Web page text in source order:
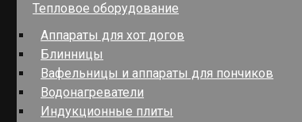
Тепловое оборудование
Аппараты для хот догов
Блинницы
Вафельницы и аппараты для пончиков
Водонагреватели
Индукционные плиты